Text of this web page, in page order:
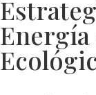
Energía